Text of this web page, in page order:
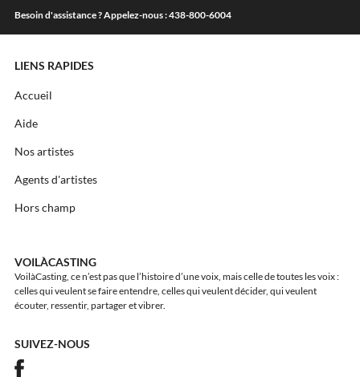
Besoin d'assistance ? Appelez-nous : 438-800-6004
LIENS RAPIDES
Accueil
Aide
Nos artistes
Agents d'artistes
Hors champ
VOILÀCASTING
VoilàCasting, ce n’est pas que l’histoire d’une voix, mais celle de toutes les voix :
celles qui veulent se faire entendre, celles qui veulent décider, qui veulent
écouter, ressentir, partager et vibrer.
SUIVEZ-NOUS